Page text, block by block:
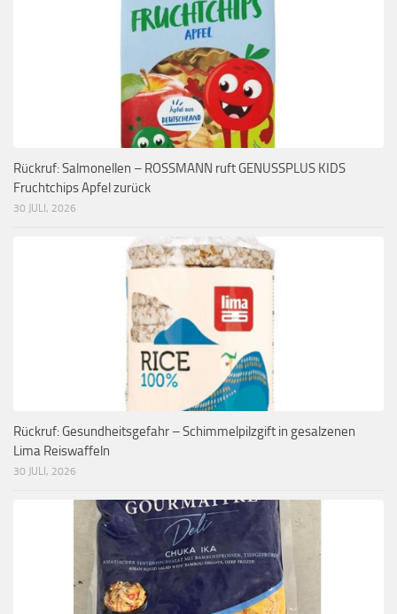
Rückruf: Salmonellen – ROSSMANN ruft GENUSSPLUS KIDS
Fruchtchips Apfel zurück
30 JULI, 2026
Rückruf: Gesundheitsgefahr – Schimmelpilzgift in gesalzenen
Lima Reiswaffeln
30 JULI, 2026